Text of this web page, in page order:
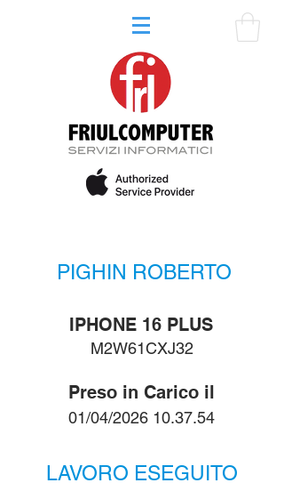
PIGHIN ROBERTO
M2W61CXJ32
IPHONE 16 PLUS
Preso in Carico il
01/04/2026 10.37.54
LAVORO ESEGUITO